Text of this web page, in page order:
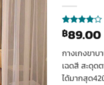
Add to
wishlist
ให้
คะแนน
คะแนน
เต็มบน
4
การให้
คะแนน
฿89.00
กางเกงขาบ
เฉดสี สะดุด
ได้มากสุด42